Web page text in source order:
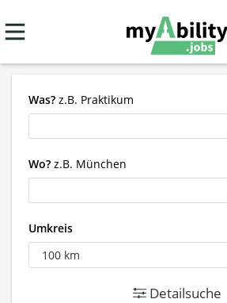
Was? z.B. Praktikum
Wo? z.B. München
Umkreis
Detailsuche